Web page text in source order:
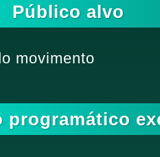
Público alvo
movimento
programático